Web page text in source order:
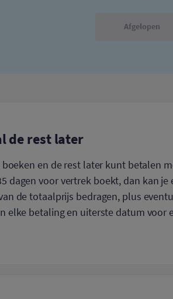
Afgelopen
de rest later
en de rest later kunt betalen
dagen voor vertrek boekt, dan kan
de totaalprijs bedragen, plus
elke betaling en uiterste datum voor